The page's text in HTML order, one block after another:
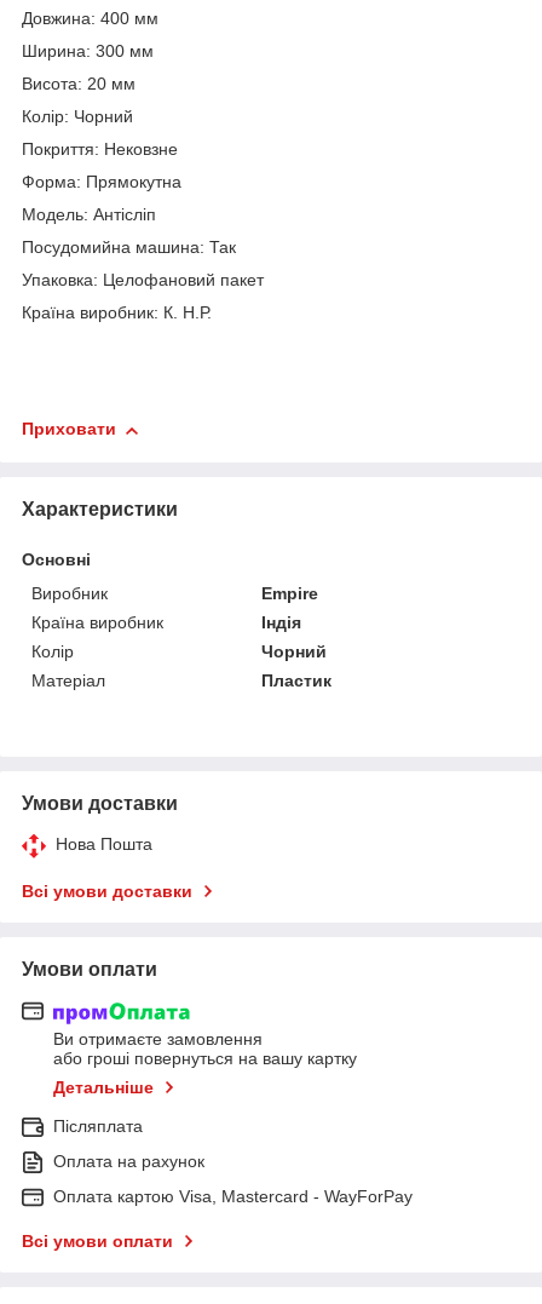
Довжина: 400 мм
Ширина: 300 мм
Висота: 20 мм
Колір: Чорний
Покриття: Нековзне
Форма: Прямокутна
Модель: Антісліп
Посудомийна машина: Так
Упаковка: Целофановий пакет
Країна виробник: К. Н.Р.
Приховати
Характеристики
Основні
Виробник
Empire
Країна виробник
Індія
Колір
Чорний
Матеріал
Пластик
Умови доставки
Нова Пошта
Всі умови доставки
Умови оплати
Ви отримаєте замовлення
або гроші повернуться на вашу картку
Детальніше
Післяплата
Оплата на рахунок
Оплата картою Visa, Mastercard - WayForPay
Всі умови оплати